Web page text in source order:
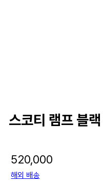
스코티 램프 블랙
520,000
해외 배송